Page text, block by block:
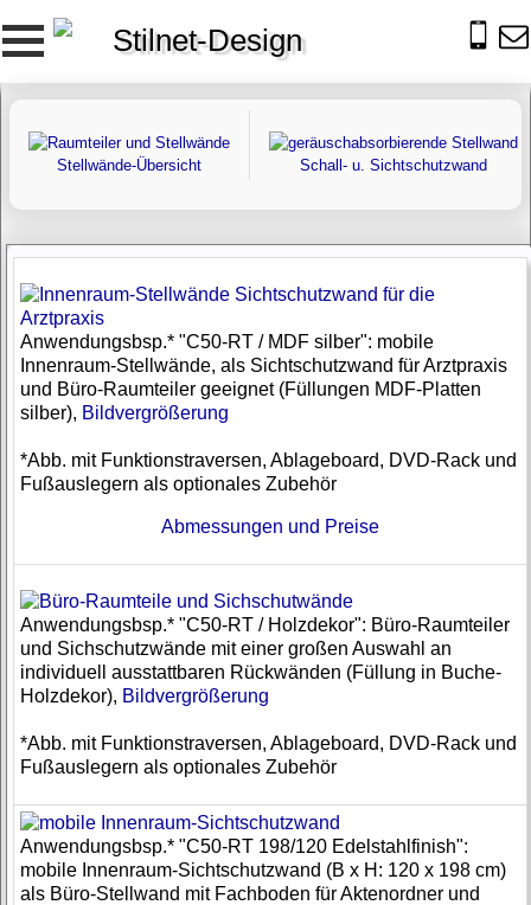
Stilnet-Design
Stellwände-Übersicht Schall- u. Sichtschutzwand
Anwendungsbsp.* "C50-RT / MDF silber": mobile
Innenraum-Stellwände, als Sichtschutzwand für Arztpraxis
und Büro-Raumteiler geeignet (Füllungen MDF-Platten
silber), Bildvergrößerung
*Abb. mit Funktionstraversen, Ablageboard, DVD-Rack und
Fußauslegern als optionales Zubehör
Abmessungen und Preise
Anwendungsbsp.* "C50-RT / Holzdekor": Büro-Raumteiler
und Sichschutzwände mit einer großen Auswahl an
individuell ausstattbaren Rückwänden (Füllung in Buche-
Holzdekor), Bildvergrößerung
*Abb. mit Funktionstraversen, Ablageboard, DVD-Rack und
Fußauslegern als optionales Zubehör
Anwendungsbsp.* "C50-RT 198/120 Edelstahlfinish":
mobile Innenraum-Sichtschutzwand (B x H: 120 x 198 cm)
als Büro-Stellwand mit Fachboden für Aktenordner und